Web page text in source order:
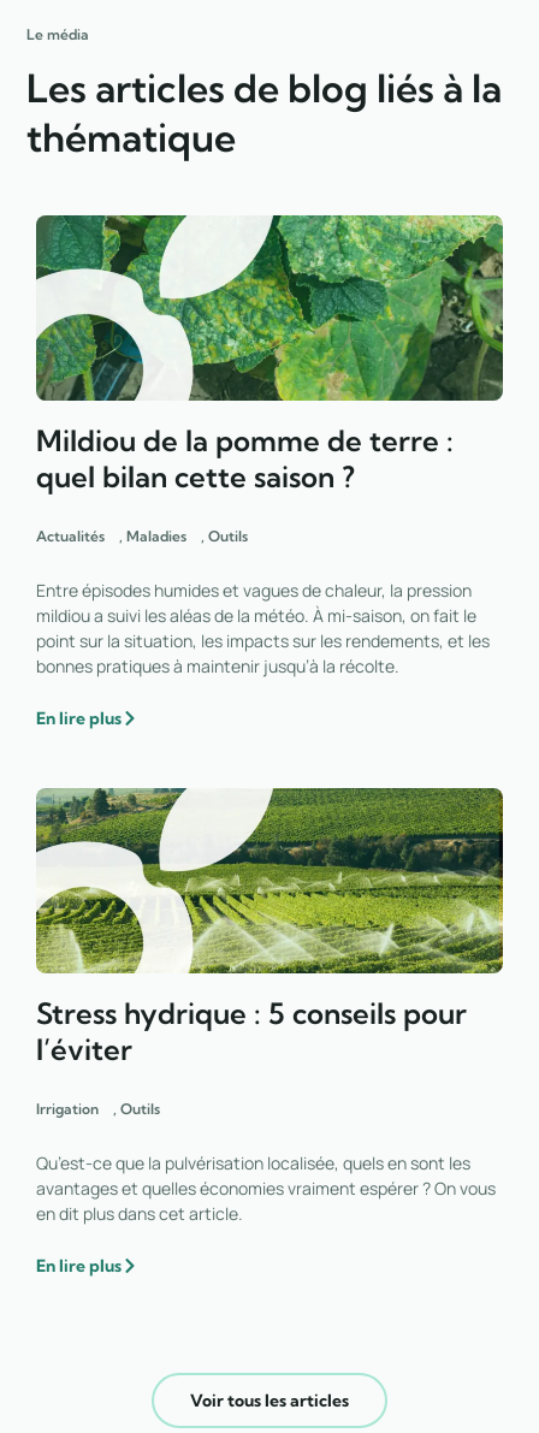
Le média
Les articles de blog liés à la
thématique
Mildiou de la pomme de terre :
quel bilan cette saison ?
Actualités ,Maladies ,Outils
Entre épisodes humides et vagues de chaleur, la pression
mildiou a suivi les aléas de la météo. À mi-saison, on fait le
point sur la situation, les impacts sur les rendements, et les
bonnes pratiques à maintenir jusqu’à la récolte.
En lire plus
Stress hydrique : 5 conseils pour
l’éviter
Irrigation ,Outils
Qu’est-ce que la pulvérisation localisée, quels en sont les
avantages et quelles économies vraiment espérer ? On vous
en dit plus dans cet article.
En lire plus
Voir tous les articles